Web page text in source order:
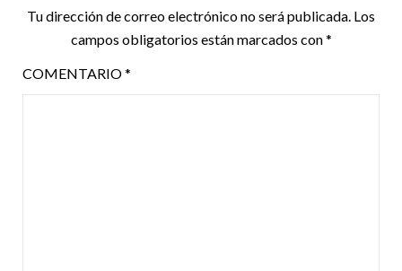
Tu dirección de correo electrónico no será publicada. Los
campos obligatorios están marcados con*
COMENTARIO*